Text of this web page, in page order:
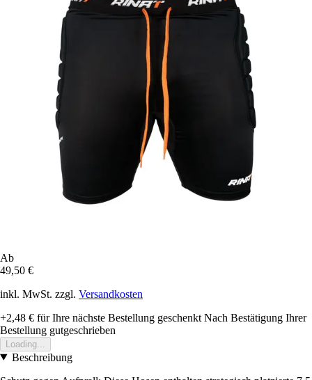
Ab
49,50 €
inkl. MwSt. zzgl. Versandkosten
+2,48 € für Ihre nächste Bestellung geschenkt Nach Bestätigung Ihrer
Bestellung gutgeschrieben
Loading...
Beschreibung